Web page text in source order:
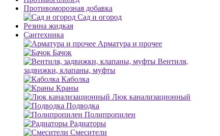
Противоморозная добавка
Сад и огород
Резина жидкая
Сантехника
Арматура и прочее
Бачок
Вентиля,
задвижки, клапаны, муфты
Каболка
Краны
Люк канализационный
Подводка
Полипропилен
Радиаторы
Смесители